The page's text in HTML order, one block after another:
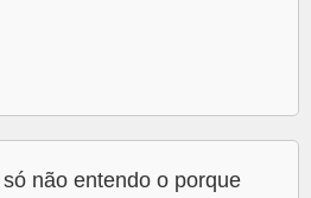
não entendo o porque